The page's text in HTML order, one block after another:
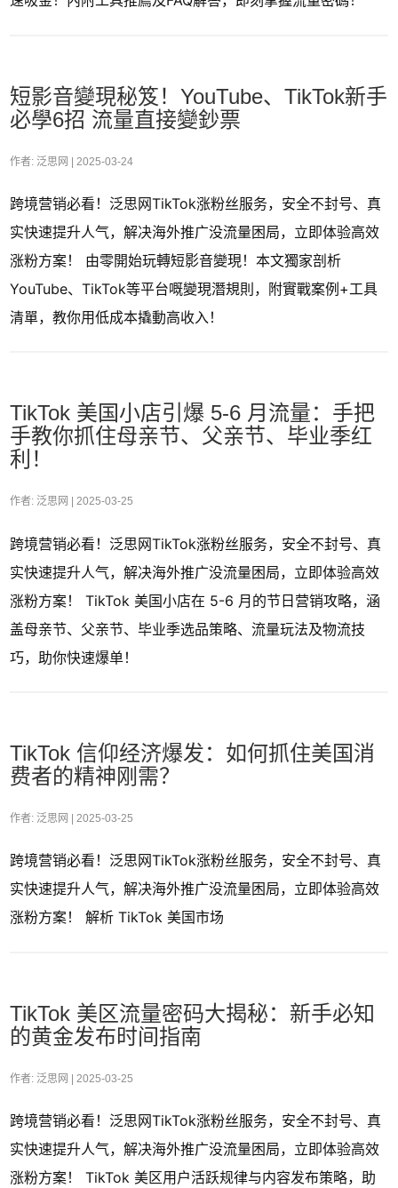
短影音變現秘笈！YouTube、TikTok新手
必學6招 流量直接變鈔票
作者: 泛思网 | 2025-03-24
跨境营销必看！泛思网TikTok涨粉丝服务，安全不封号、真
实快速提升人气，解决海外推广没流量困局，立即体验高效
涨粉方案！ 由零開始玩轉短影音變現！本文獨家剖析
YouTube、TikTok等平台嘅變現潛規則，附實戰案例+工具
清單，教你用低成本撬動高收入！
TikTok 美国小店引爆 5-6 月流量：手把
手教你抓住母亲节、父亲节、毕业季红
利！
作者: 泛思网 | 2025-03-25
跨境营销必看！泛思网TikTok涨粉丝服务，安全不封号、真
实快速提升人气，解决海外推广没流量困局，立即体验高效
涨粉方案！ TikTok 美国小店在 5-6 月的节日营销攻略，涵
盖母亲节、父亲节、毕业季选品策略、流量玩法及物流技
巧，助你快速爆单！
TikTok 信仰经济爆发：如何抓住美国消
费者的精神刚需？
作者: 泛思网 | 2025-03-25
跨境营销必看！泛思网TikTok涨粉丝服务，安全不封号、真
实快速提升人气，解决海外推广没流量困局，立即体验高效
涨粉方案！ 解析 TikTok 美国市场
TikTok 美区流量密码大揭秘：新手必知
的黄金发布时间指南
作者: 泛思网 | 2025-03-25
跨境营销必看！泛思网TikTok涨粉丝服务，安全不封号、真
实快速提升人气，解决海外推广没流量困局，立即体验高效
涨粉方案！ TikTok 美区用户活跃规律与内容发布策略，助